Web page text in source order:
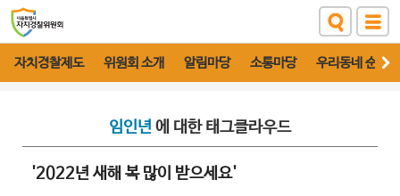
자치경찰제도 위원회 소개 알림마당 소통마당 우리동네 순찰대
임인년 에 대한 태그클라우드
'2022년 새해 복 많이 받으세요'